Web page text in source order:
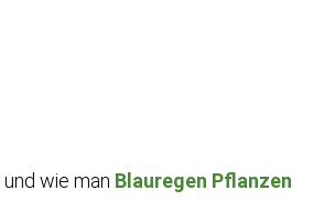
und wie man Blauregen Pflanzen